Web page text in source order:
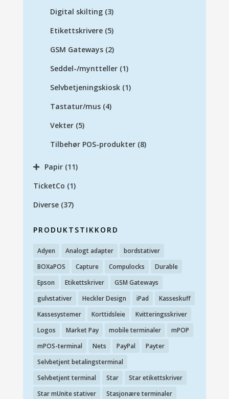
Digital skilting (3)
Etikettskrivere (5)
GSM Gateways (2)
Seddel-/myntteller (1)
Selvbetjeningskiosk (1)
Tastatur/mus (4)
Vekter (5)
Tilbehør POS-produkter (8)
Papir (11)
TicketCo (1)
Diverse (37)
PRODUKTSTIKKORD
Adyen Analogt adapter
bordstativer
BOXaPOS
Capture Compulocks
Durable
Epson
Etikettskriver
GSM Gateways
gulvstativer
Heckler Design iPad
Kasseskuff
Kassesystemer
Korttidsleie
Kvitteringsskriver
Logos
Market Pay mobile terminaler
mPOP
mPOS-terminal
Nets PayPal
Payter
Selvbetjent betalingsterminal
Selvbetjent terminal
Star
Star etikettskriver
Star mUnite stativer
Stasjonære terminaler